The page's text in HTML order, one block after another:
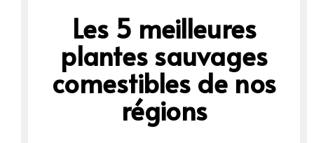
Les 5 meilleures
plantes sauvages
comestibles de nos
régions